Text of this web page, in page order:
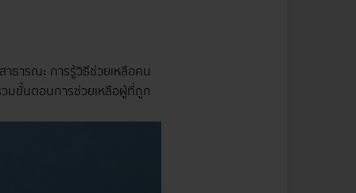
ธารณะ การรู้วิธีช่วยเหลือคน
มขั้นตอนการช่วยเหลือผู้ที่ถูก